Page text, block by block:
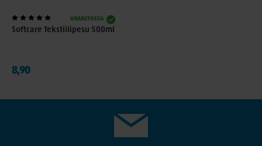
VARASTOSSA
Softcare Tekstiilipesu 500ml
8,90